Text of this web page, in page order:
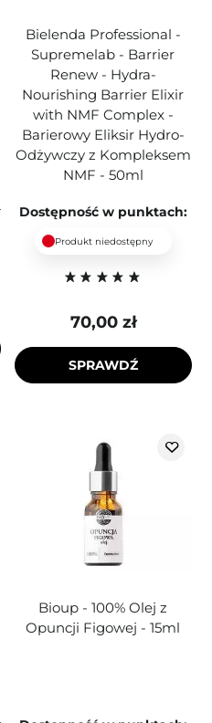
Bielenda Professional -
Supremelab - Barrier
Renew - Hydra-
Nourishing Barrier Elixir
with NMF Complex -
Barierowy Eliksir Hydro-
Odżywczy z Kompleksem
NMF - 50ml
Dostępność w punktach:
Produkt niedostępny
70,00 zł
SPRAWDŹ
Bioup - 100% Olej z
Opuncji Figowej - 15ml